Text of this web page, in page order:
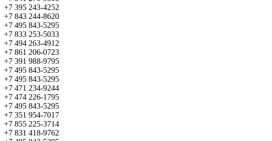
+7 395 243-4252
+7 843 244-8620
+7 495 843-5295
+7 833 253-5033
+7 494 263-4912
+7 861 206-0723
+7 391 988-9795
+7 495 843-5295
+7 495 843-5295
+7 471 234-9244
+7 474 226-1795
+7 495 843-5295
+7 351 954-7017
+7 855 225-3714
+7 831 418-9762